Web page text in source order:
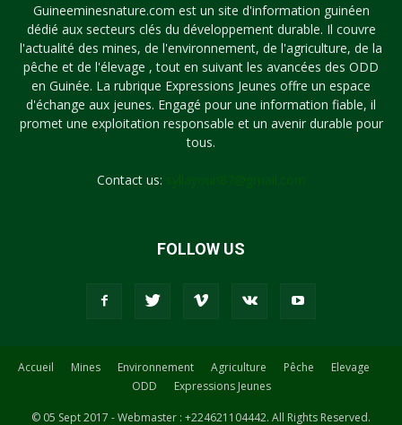
Guineeminesnature.com est un site d'information guinéen
dédié aux secteurs clés du développement durable. Il couvre
l'actualité des mines, de l'environnement, de l'agriculture, de la
pêche et de l'élevage , tout en suivant les avancées des ODD
en Guinée. La rubrique Expressions Jeunes offre un espace
d'échange aux jeunes. Engagé pour une information fiable, il
promet une exploitation responsable et un avenir durable pour
tous.
Contact us:
FOLLOW US
Accueil Mines Environnement Agriculture Pêche
Elevage
ODD
Expressions Jeunes
© 05 Sept 2017 - Webmaster : +224621104442. All Rights Reserved.